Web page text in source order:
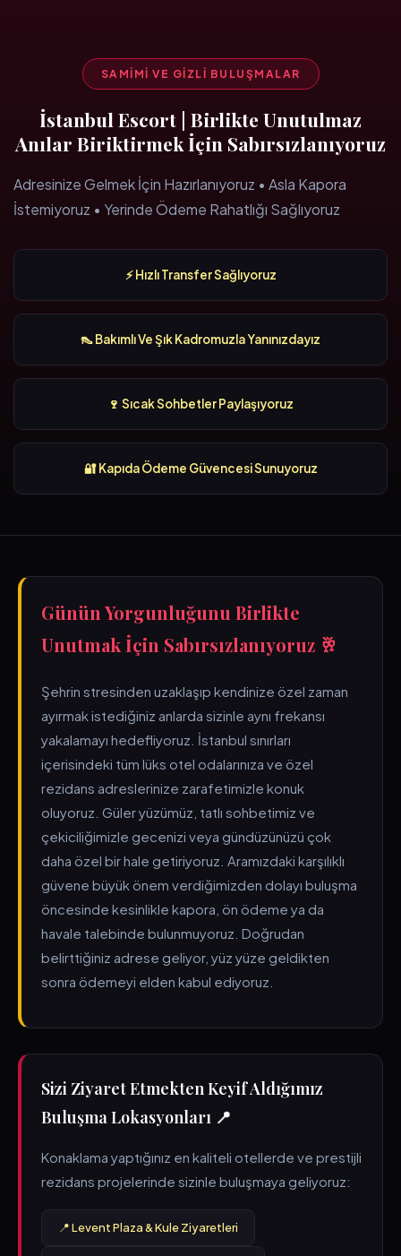
SAMIMI VE GIZLI BULUŞMALAR
İstanbul Escort | Birlikte Unutulmaz
Anılar Biriktirmek İçin Sabırsızlanıyoruz
Adresinize Gelmek İçin Hazırlanıyoruz • Asla Kapora
İstemiyoruz • Yerinde Ödeme Rahatlığı Sağlıyoruz
⚡ Hızlı Transfer Sağlıyoruz
👠 Bakımlı Ve Şık Kadromuzla Yanınızdayız
🍷 Sıcak Sohbetler Paylaşıyoruz
🔐 Kapıda Ödeme Güvencesi Sunuyoruz
Günün Yorgunluğunu Birlikte
Unutmak İçin Sabırsızlanıyoruz 🥂
Şehrin stresinden uzaklaşıp kendinize özel zaman
ayırmak istediğiniz anlarda sizinle aynı frekansı
yakalamayı hedefliyoruz. İstanbul sınırları
içerisindeki tüm lüks otel odalarınıza ve özel
rezidans adreslerinize zarafetimizle konuk
oluyoruz. Güler yüzümüz, tatlı sohbetimiz ve
çekiciliğimizle gecenizi veya gündüzünüzü çok
daha özel bir hale getiriyoruz. Aramızdaki karşılıklı
güvene büyük önem verdiğimizden dolayı buluşma
öncesinde kesinlikle kapora, ön ödeme ya da
havale talebinde bulunmuyoruz. Doğrudan
belirttiğiniz adrese geliyor, yüz yüze geldikten
sonra ödemeyi elden kabul ediyoruz.
Sizi Ziyaret Etmekten Keyif Aldığımız
Buluşma Lokasyonları 📍
Konaklama yaptığınız en kaliteli otellerde ve prestijli
rezidans projelerinde sizinle buluşmaya geliyoruz:
📍 Levent Plaza & Kule Ziyaretleri